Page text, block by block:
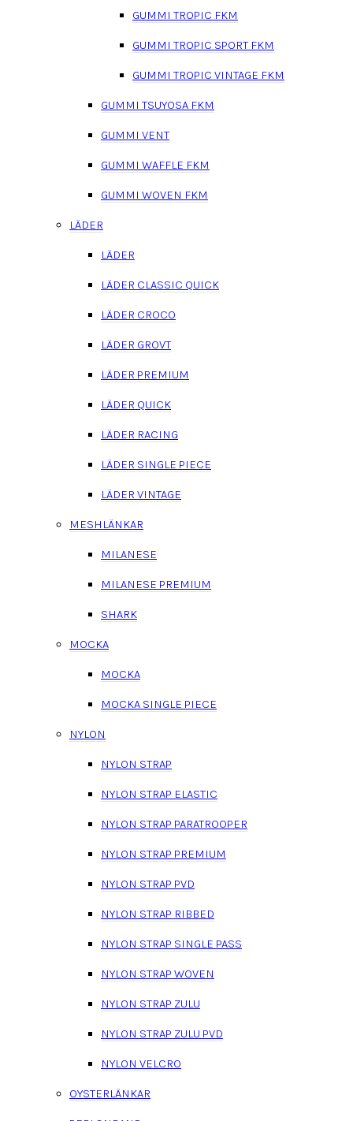
GUMMI TROPIC FKM
GUMMI TROPIC SPORT FKM
GUMMI TROPIC VINTAGE FKM
GUMMI TSUYOSA FKM
GUMMI VENT
GUMMI WAFFLE FKM
GUMMI WOVEN FKM
LÄDER
LÄDER
LÄDER CLASSIC QUICK
LÄDER CROCO
LÄDER GROVT
LÄDER PREMIUM
LÄDER QUICK
LÄDER RACING
LÄDER SINGLE PIECE
LÄDER VINTAGE
MESHLÄNKAR
MILANESE
MILANESE PREMIUM
SHARK
MOCKA
MOCKA
MOCKA SINGLE PIECE
NYLON
NYLON STRAP
NYLON STRAP ELASTIC
NYLON STRAP PARATROOPER
NYLON STRAP PREMIUM
NYLON STRAP PVD
NYLON STRAP RIBBED
NYLON STRAP SINGLE PASS
NYLON STRAP WOVEN
NYLON STRAP ZULU
NYLON STRAP ZULU PVD
NYLON VELCRO
OYSTERLÄNKAR